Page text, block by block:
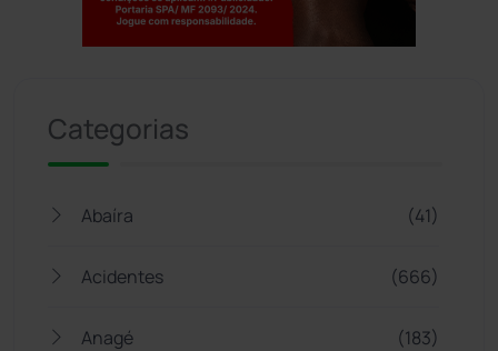
Categorias
Abaíra (41)
Acidentes (666)
Anagé (183)